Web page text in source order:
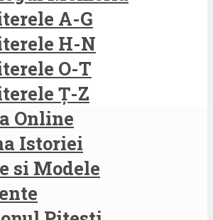
A-G
H-N
O-T
Ț-Z
Online
Istoriei
si Modele